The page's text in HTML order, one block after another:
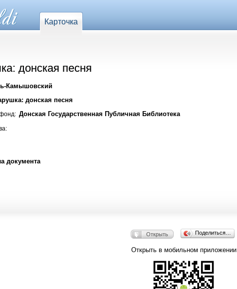
Карточка
донская песня
Камышовский
донская песня
Донская Государственная Публичная Библиотека
документа
Открыть Поделиться…
Открыть в мобильном приложении